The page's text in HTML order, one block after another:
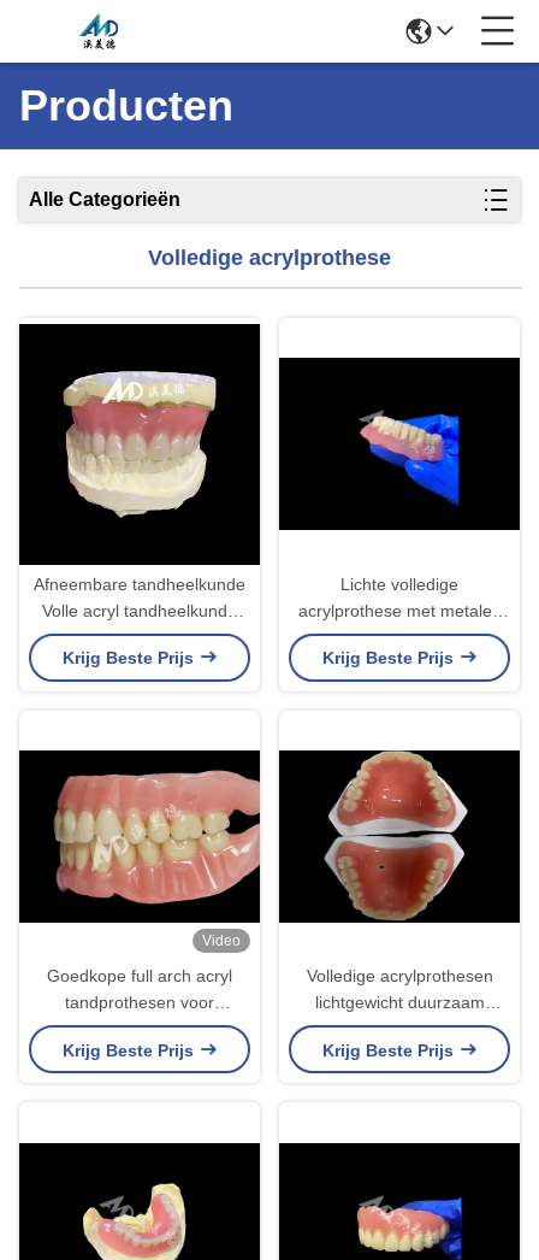
Producten
Alle Categorieën
Volledige acrylprothese
Afneembare tandheelkunde
Volle acryl tandheelkunde
geschikt voor verschillende
tandheelkundige
Krijg Beste Prijs
Lichte volledige
acrylprothese met metalen
frame, volledig boog
verwijderbare prothese
Krijg Beste Prijs
Video
Goedkope full arch acryl
tandprothesen voor
comfortabele verwijderbare
tandprothesen
Krijg Beste Prijs
Volledige acrylprothesen
lichtgewicht duurzaam
betaalbaar en aanpasbaar
oplossing voor volledige
Krijg Beste Prijs